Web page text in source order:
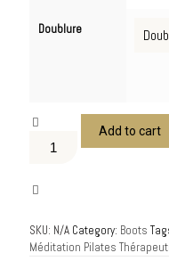
Doublure
Add to cart
SKU: N/A Category: Boots
Méditation Pilates